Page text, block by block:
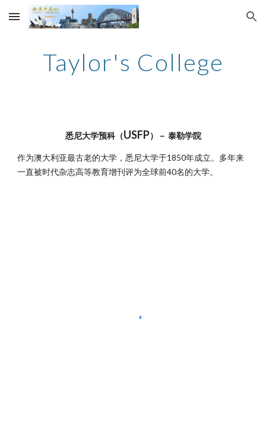
Skip to main content Skip to navigation
Taylor's College
悉尼大学预科（USFP）－ 泰勒学院
作为澳大利亚最古老的大学，悉尼大学于1850年成立。多年来
一直被时代杂志高等教育增刊评为全球前40名的大学。